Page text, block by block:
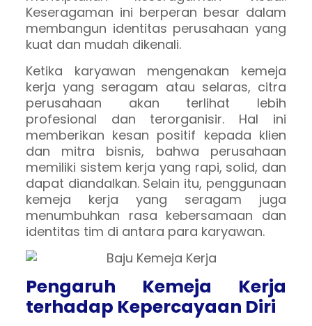
Keseragaman ini berperan besar dalam
membangun identitas perusahaan yang
kuat dan mudah dikenali.
Ketika karyawan mengenakan kemeja
kerja yang seragam atau selaras, citra
perusahaan akan terlihat lebih
profesional dan terorganisir. Hal ini
memberikan kesan positif kepada klien
dan mitra bisnis, bahwa perusahaan
memiliki sistem kerja yang rapi, solid, dan
dapat diandalkan. Selain itu, penggunaan
kemeja kerja yang seragam juga
menumbuhkan rasa kebersamaan dan
identitas tim di antara para karyawan.
Pengaruh Kemeja Kerja
terhadap Kepercayaan Diri